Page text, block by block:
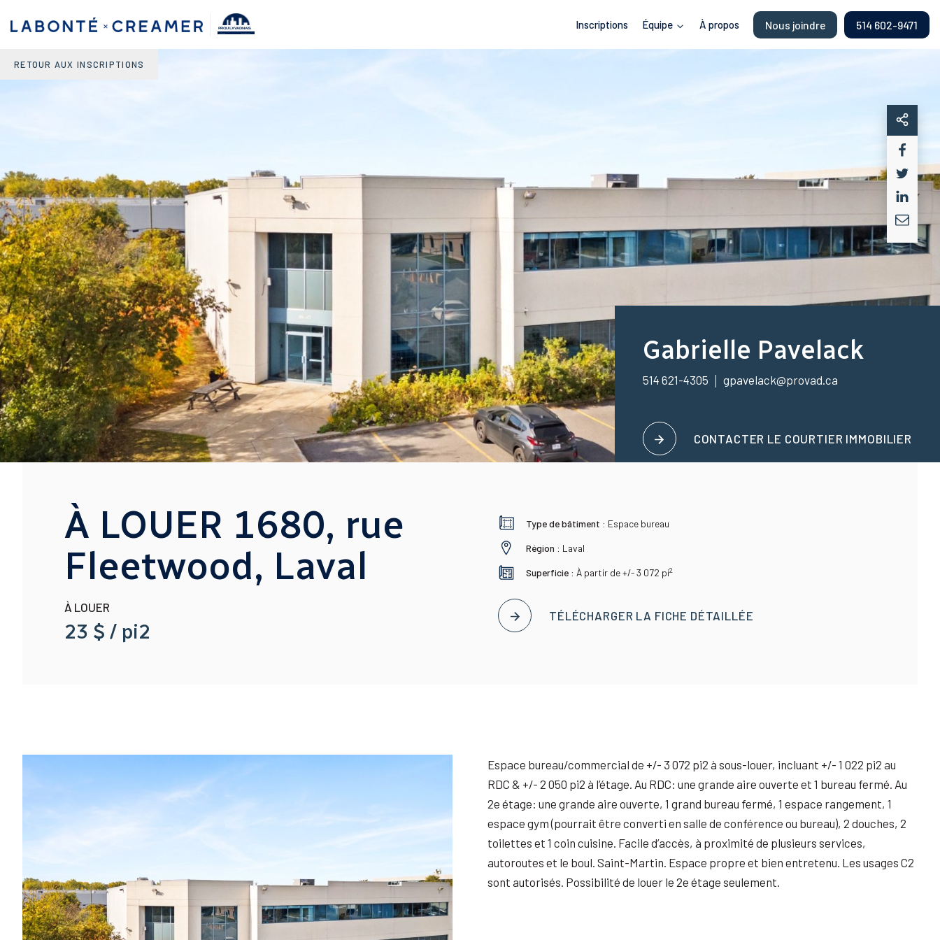
PROULX VADNAIS Inscriptions Équipe À propos Nous joindre 514 602-9471
RETOUR AUX INSCRIPTIONS
Gabrielle Pavelack
514 621-4305 gpavelack@provad.ca
CONTACTER LE COURTIER IMMOBILIER
À LOUER 1680, rue
Fleetwood, Laval
À LOUER
23 $ / pi2
Type de bâtiment : Espace bureau
Région : Laval
Superficie : À partir de +/- 3 072 pi2
TÉLÉCHARGER LA FICHE DÉTAILLÉE
Espace bureau/commercial de +/- 3 072 pi2 à sous-louer, incluant +/- 1 022 pi2 au
RDC & +/- 2 050 pi2 à l’étage. Au RDC: une grande aire ouverte et 1 bureau fermé. Au
2e étage: une grande aire ouverte, 1 grand bureau fermé, 1 espace rangement, 1
espace gym (pourrait être converti en salle de conférence ou bureau), 2 douches, 2
toilettes et 1 coin cuisine. Facile d’accès, à proximité de plusieurs services,
autoroutes et le boul. Saint-Martin. Espace propre et bien entretenu. Les usages C2
sont autorisés. Possibilité de louer le 2e étage seulement.